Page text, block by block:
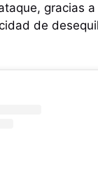
gracias
de